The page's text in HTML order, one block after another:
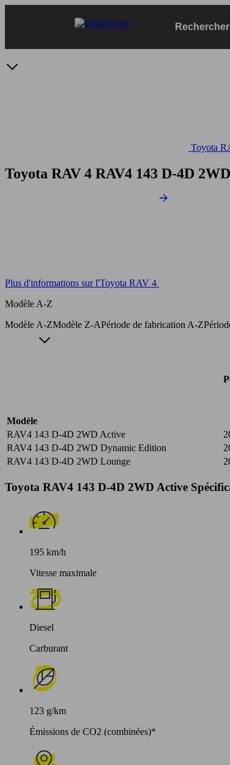
Rechercher
Toyota
Toyota RAV 4 RAV4 143 D-4D 2WD
Plus d'informations sur l'Toyota RAV 4
Modèle A-Z
Modèle A-ZModèle Z-APériode de fabrication A-Z
Modèle
RAV4 143 D-4D 2WD Active
RAV4 143 D-4D 2WD Dynamic Edition
RAV4 143 D-4D 2WD Lounge
Toyota RAV4 143 D-4D 2WD Active
195 km/h
Vitesse maximale
Diesel
Carburant
123 g/km
Émissions de CO2 (combinées)*